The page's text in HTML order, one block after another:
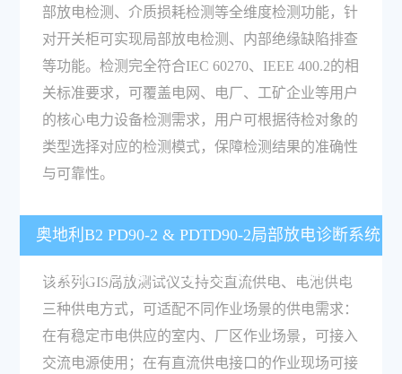
部放电检测、介质损耗检测等全维度检测功能，针
对开关柜可实现局部放电检测、内部绝缘缺陷排查
等功能。检测完全符合IEC 60270、IEEE 400.2的相
关标准要求，可覆盖电网、电厂、工矿企业等用户
的核心电力设备检测需求，用户可根据待检对象的
类型选择对应的检测模式，保障检测结果的准确性
与可靠性。
奥地利B2 PD90-2 & PDTD90-2局部放电诊断系统
的供电方式有哪些，是否支持户外长时间作业？
该系列GIS局放测试仪支持交直流供电、电池供电
三种供电方式，可适配不同作业场景的供电需求：
在有稳定市电供应的室内、厂区作业场景，可接入
交流电源使用；在有直流供电接口的作业现场可接